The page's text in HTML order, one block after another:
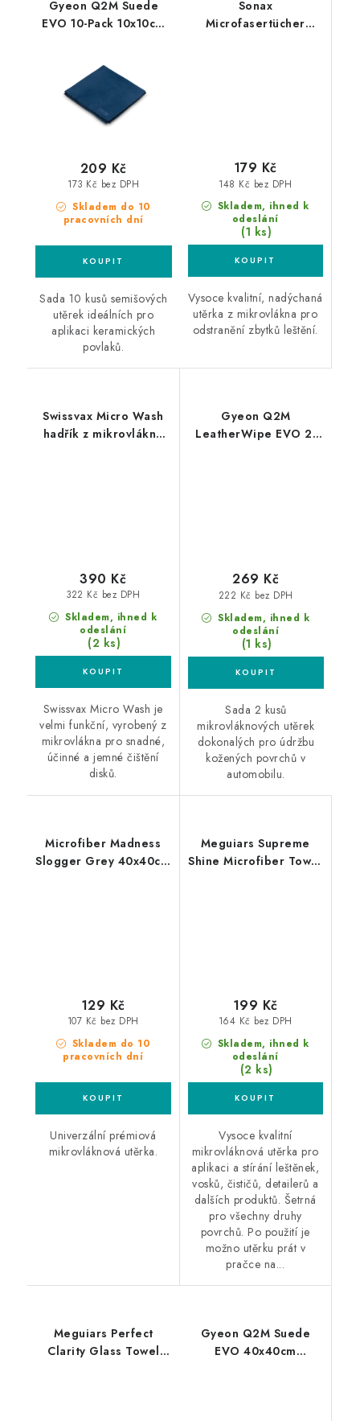
Gyeon Q2M Suede
EVO 10-Pack 10x10cm
Skladem do 10
pracovních dní
173 Kč bez DPH
209 Kč
Sada 10 kusů semišových
utěrek ideálních pro
aplikaci keramických
povlaků.
Sonax
Microfasertücher
Skladem, ihned k
odeslání
(1 ks)
148 Kč bez DPH
179 Kč
Vysoce kvalitní, nadýchaná
utěrka z mikrovlákna pro
odstranění zbytků leštění.
Swissvax Micro Wash
hadřík z mikrovlákna
Skladem, ihned k
odeslání
(2 ks)
322 Kč bez DPH
390 Kč
Swissvax Micro Wash je
velmi funkční, vyrobený z
mikrovlákna pro snadné,
účinné a jemné čištění
disků.
Gyeon Q2M
LeatherWipe EVO 2-
Skladem, ihned k
odeslání
(1 ks)
222 Kč bez DPH
269 Kč
Sada 2 kusů
mikrovláknových utěrek
dokonalých pro údržbu
kožených povrchů v
automobilu.
Microfiber Madness
Slogger Grey 40x40cm
Skladem do 10
pracovních dní
107 Kč bez DPH
129 Kč
Univerzální prémiová
mikrovláknová utěrka.
Meguiars Supreme
Shine Microfiber Towel
Skladem, ihned k
odeslání
(2 ks)
164 Kč bez DPH
199 Kč
Vysoce kvalitní
mikrovláknová utěrka pro
aplikaci a stírání leštěnek,
vosků, čističů, detailerů a
dalších produktů. Šetrná
pro všechny druhy
povrchů. Po použití je
možno utěrku prát v
pračce na...
Meguiars Perfect
Clarity Glass Towel
Gyeon Q2M Suede
EVO 40x40cm